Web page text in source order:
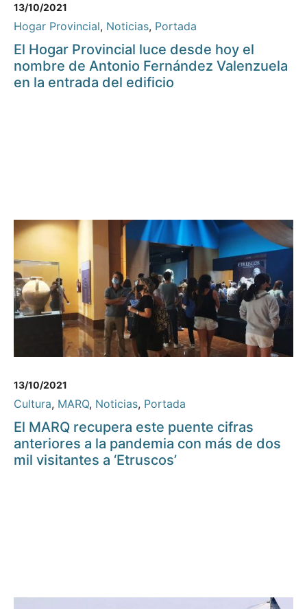
13/10/2021
Hogar Provincial, Noticias, Portada
El Hogar Provincial luce desde hoy el
nombre de Antonio Fernández Valenzuela
en la entrada del edificio
13/10/2021
Cultura, MARQ, Noticias, Portada
El MARQ recupera este puente cifras
anteriores a la pandemia con más de dos
mil visitantes a ‘Etruscos’